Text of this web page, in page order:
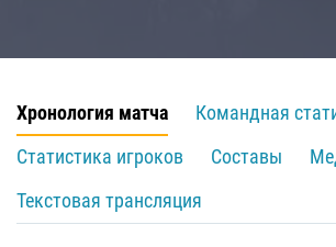
Хронология матча
Командная
Статистика игроков
Составы
Текстовая трансляция